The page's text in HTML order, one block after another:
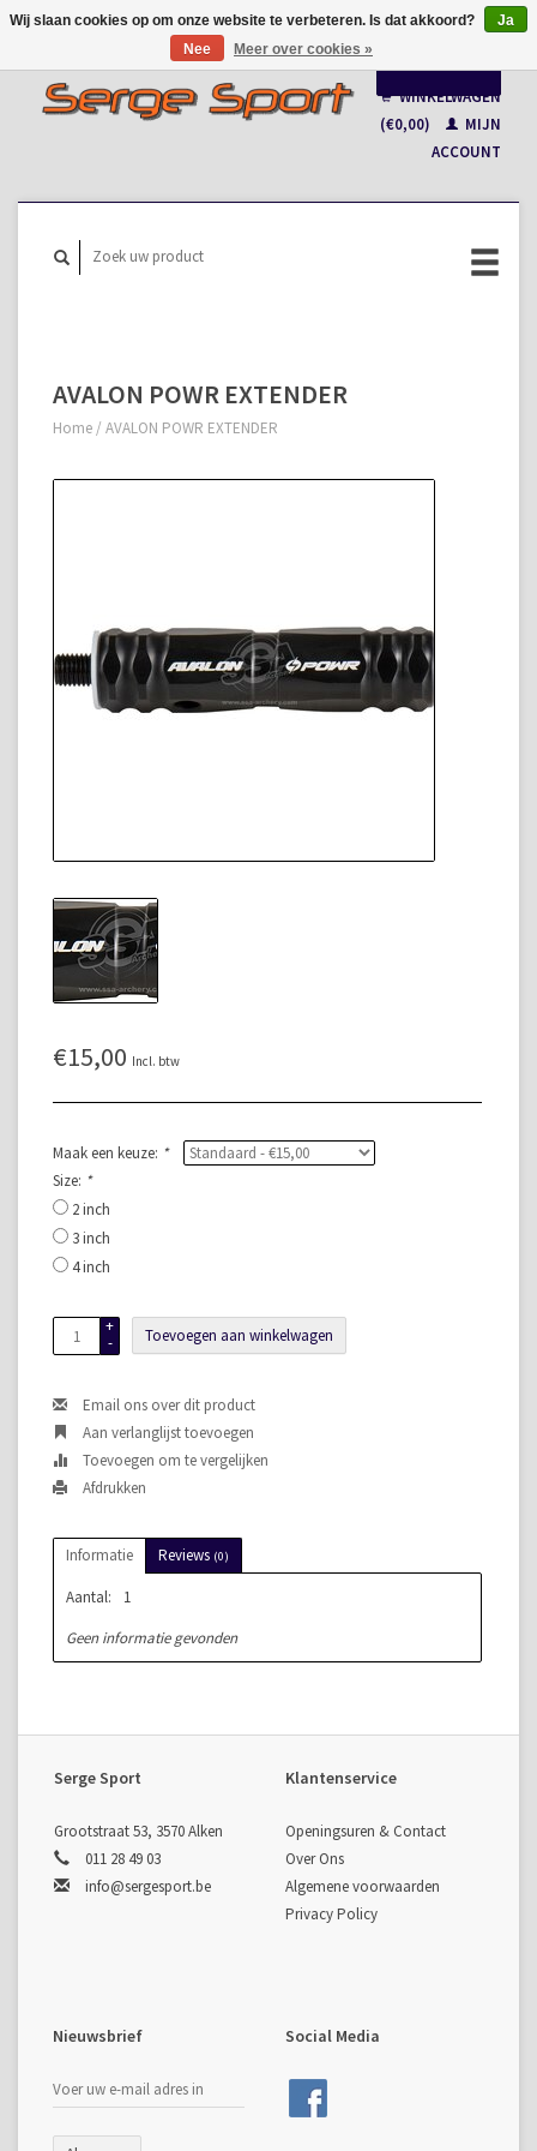
Français
WINKELWAGEN
(€0,00)
MIJN
ACCOUNT
AVALON POWR EXTENDER
Home / AVALON POWR EXTENDER
€15,00 Incl. btw
Maak een keuze: *
Size: *
2 inch
3 inch
4 inch
+
-
Toevoegen aan winkelwagen
Email ons over dit product
Aan verlanglijst toevoegen
Toevoegen om te vergelijken
Afdrukken
Informatie Reviews (0)
Aantal:
1
Geen informatie gevonden
Serge Sport
Grootstraat 53, 3570 Alken
011 28 49 03
info@sergesport.be
Klantenservice
Openingsuren & Contact
Over Ons
Algemene voorwaarden
Privacy Policy
Nieuwsbrief Social Media
Wij slaan cookies op om onze website te verbeteren. Is dat akkoord?
Ja
Nee
Meer over cookies »